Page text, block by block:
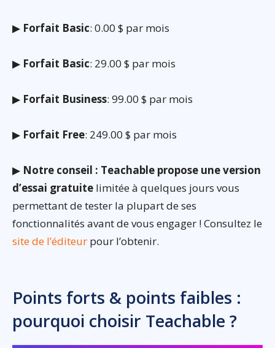
▶ Forfait Basic: 0.00 $ par mois
▶ Forfait Basic: 29.00 $ par mois
▶ Forfait Business: 99.00 $ par mois
▶ Forfait Free: 249.00 $ par mois
▶ Notre conseil : Teachable propose une version
d’essai gratuite limitée à quelques jours vous
permettant de tester la plupart de ses
fonctionnalités avant de vous engager ! Consultez le
site de l’éditeur pour l’obtenir.
Points forts & points faibles :
pourquoi choisir Teachable ?